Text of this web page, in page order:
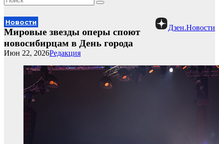
Дзен.Новости
Новости
Мировые звезды оперы споют
новосибирцам в День города
Редакция
Июн 22, 2026